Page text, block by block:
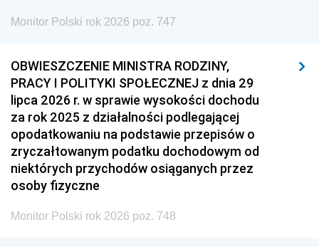
Monitor Polski rok 2026 poz. 747
OBWIESZCZENIE MINISTRA RODZINY,
PRACY I POLITYKI SPOŁECZNEJ z dnia 29
lipca 2026 r. w sprawie wysokości dochodu
za rok 2025 z działalności podlegającej
opodatkowaniu na podstawie przepisów o
zryczałtowanym podatku dochodowym od
niektórych przychodów osiąganych przez
osoby fizyczne
Monitor Polski rok 2026 poz. 748